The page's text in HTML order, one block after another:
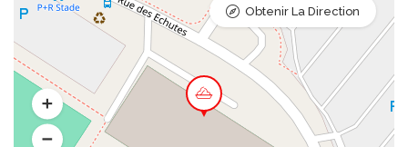
Obtenir La Direction